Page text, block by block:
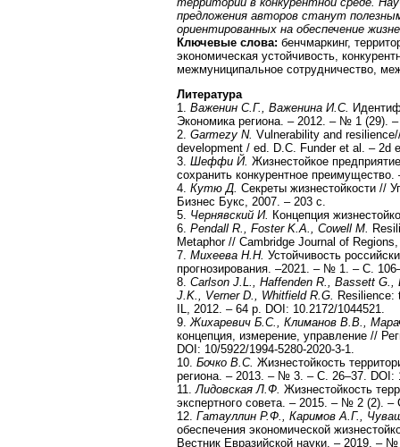
предложения авторов станут
ориентированных на обеспечение
Ключевые слова: бенчмаркинг,
экономическая устойчивость,
межмуниципальное сотрудничество,
Литература
1. Важенин С.Г., Важенина И.С.
Экономика региона. – 2012. – № 1 (29).
2. Garmezy N. Vulnerability and
development / ed. D.C. Funder et al. – 2d
3. Шеффи Й. Жизнестойкое
сохранить конкурентное
4. Кутю Д. Секреты жизнестойкости //
Бизнес Букс, 2007. – 203 с.
5. Чернявский И. Концепция
6. Pendall R., Foster K.A., Cowell M.
Metaphor // Cambridge Journal of
7. Михеева Н.Н. Устойчивость
прогнозирования. –2021. – № 1. – С.
8. Carlson J.L., Haffenden R., Bassett
J.K., Verner D., Whitfield R.G. Resilience:
IL, 2012. – 64 p. DOI: 10.2172/1044521.
9.Жихаревич Б.С., Климанов В.В.,
концепция, измерение, управление //
DOI: 10/5922/1994-5280-2020-3-1.
10. Бочко В.С. Жизнестойкость
региона. – 2013. – № 3. – С. 26–37. DOI:
11.Лидовская Л.Ф. Жизнестойкость
экспертного совета. – 2015. – № 2 (2). –
12. Гатауллин Р.Ф., Каримов А.Г.,
обеспечения экономической
Вестник Евразийской науки. – 2019. –